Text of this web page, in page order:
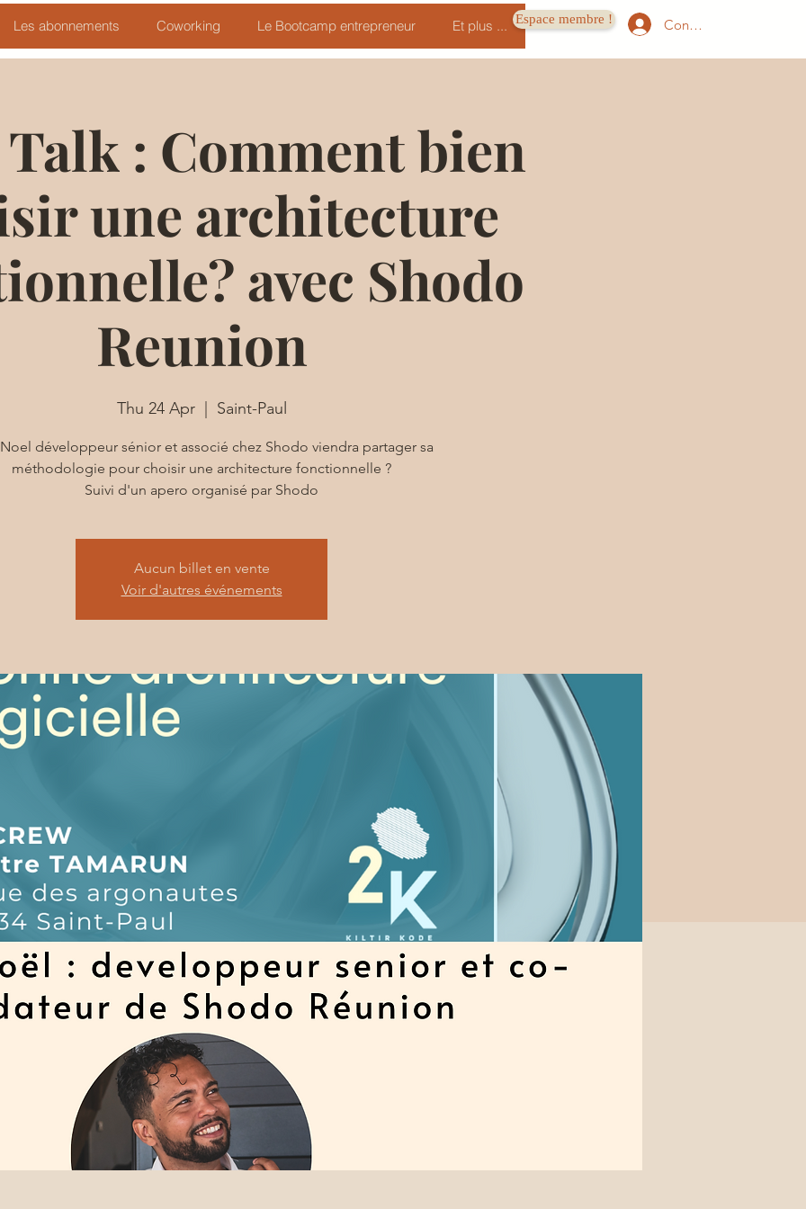
Les abonnements Coworking Le Bootcamp entrepreneur Et plus ... Espace membre ! Connexion
: Comment bien
une architecture
avec Shodo
Reunion
Thu 24 Apr
  |
Saint-Paul
développeur sénior et associé chez Shodo viendra partager sa
méthodologie pour choisir une architecture fonctionnelle ?
Suivi d'un apero organisé par Shodo
Aucun billet en vente
Voir d'autres événements